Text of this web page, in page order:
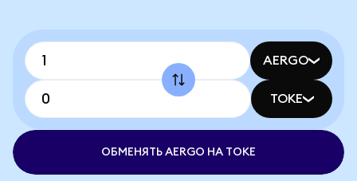
AERGO
TOKE
ОБМЕНЯТЬ AERGO НА TOKE